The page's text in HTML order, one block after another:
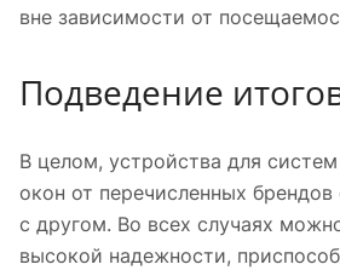
вне зависимости от
Подведение
В целом, устройства для
окон от перечисленных
с другом. Во всех случаях
высокой надежности,